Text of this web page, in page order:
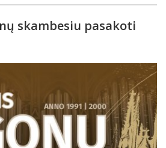
skambesiu pasakoti